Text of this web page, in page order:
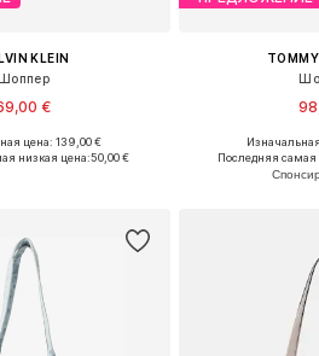
KLEIN
Шоппер
€
One Size
цена: 139,00 €
низкая цена:50,00 €
Доступные
Последняя самая